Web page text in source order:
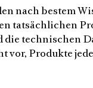
nach bestem
tatsächlichen
technischen
Produkte